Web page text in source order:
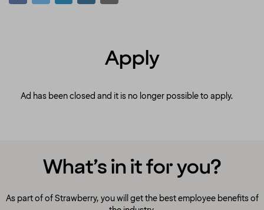
Apply
Ad has been closed and it is no longer possible to apply.
What’s in it for you?
As part of of Strawberry, you will get the best employee benefits of